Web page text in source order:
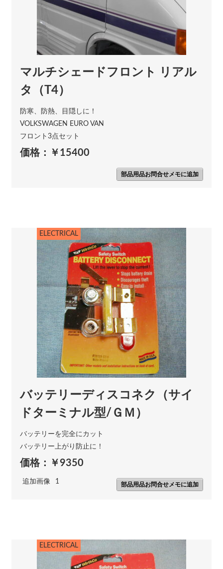
マルチシェードフロント リアル
タ（T4）
防寒、防熱、目隠しに！
VOLKSWAGEN EURO VAN
フロント3点セット
価格：￥15400
部品用品お問合せメモに追加
ELECTRICAL
バッテリーディスコネク（サイ
ドターミナル型/ＧＭ）
バッテリーを完全にカット
バッテリー上がり防止に！
価格：￥9350
追加画像 1 部品用品お問合せメモに追加
ELECTRICAL